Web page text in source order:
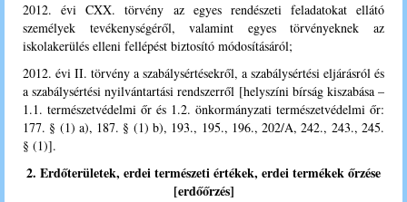
2012. évi CXX. törvény az egyes rendészeti feladatokat ellátó
személyek tevékenységéről, valamint egyes törvényeknek az
iskolakerülés elleni fellépést biztosító módosításáról;
2012. évi II. törvény a szabálysértésekről, a szabálysértési eljárásról és
a szabálysértési nyilvántartási rendszerről [helyszíni bírság kiszabása –
1.1. természetvédelmi őr és 1.2. önkormányzati természetvédelmi őr:
177. § (1) a), 187. § (1) b), 193., 195., 196., 202/A, 242., 243., 245.
§ (1)].
2. Erdőterületek, erdei természeti értékek, erdei termékek őrzése
[erdőőrzés]